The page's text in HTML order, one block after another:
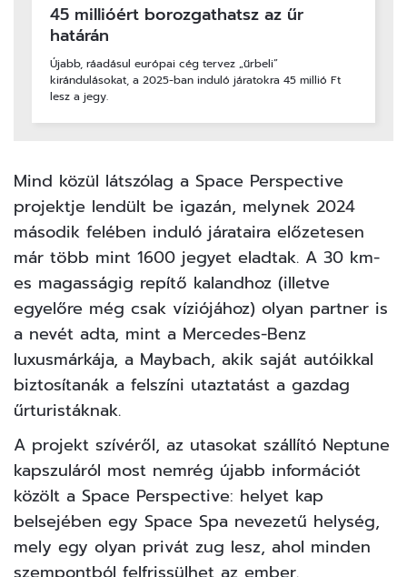
45 millióért borozgathatsz az űr
határán
Újabb, ráadásul európai cég tervez „űrbeli”
kirándulásokat, a 2025-ban induló járatokra 45 millió Ft
lesz a jegy.
Mind közül látszólag a Space Perspective
projektje lendült be igazán, melynek 2024
második felében induló járataira előzetesen
már több mint 1600 jegyet eladtak. A 30 km-
es magasságig repítő kalandhoz (illetve
egyelőre még csak víziójához) olyan partner is
a nevét adta, mint a Mercedes-Benz
luxusmárkája, a Maybach, akik saját autóikkal
biztosítanák a felszíni utaztatást a gazdag
űrturistáknak.
A projekt szívéről, az utasokat szállító Neptune
kapszuláról most nemrég újabb információt
közölt a Space Perspective: helyet kap
belsejében egy Space Spa nevezetű helység,
mely egy olyan privát zug lesz, ahol minden